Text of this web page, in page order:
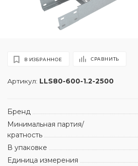
Артикул: LLS80-600-1.2-2500
В ИЗБРАННОЕ СРАВНИТЬ
Бренд
Минимальная партия/
кратность
В упаковке
Единица измерения